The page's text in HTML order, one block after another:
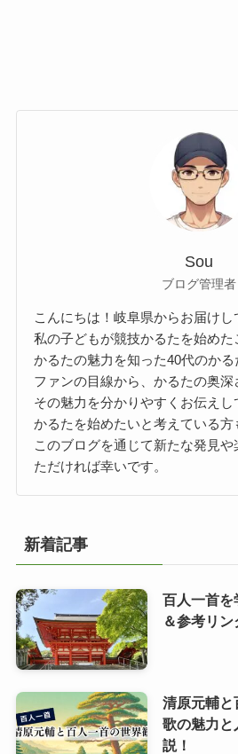
Sou
ブログ管理者
こんにちは！岐阜県からお届けし
私の子どもが競技かるたを始めた
かるたの魅力を知った40代のかる
ファンの目線から、かるたの奥深
その魅力を分かりやすくお伝えし
かるたを始めたいと考えている方
このブログを通じて新たな発見
ただければ幸いです。
新着記事
百人一首を
＆参考リ
清原元輔と
歌の魅力と
説！